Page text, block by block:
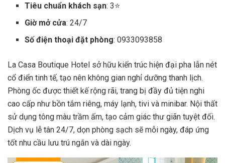
Tiêu chuẩn khách sạn: 3⭐
Giờ mở cửa: 24/7
Số điện thoại đặt phòng: 0933093858
La Casa Boutique Hotel sở hữu kiến trúc hiện đại pha lẫn nét
cổ điển tinh tế, tạo nên không gian nghỉ dưỡng thanh lịch.
Phòng ốc được thiết kế rộng rãi, trang bị đầy đủ tiện nghi
cao cấp như bồn tắm riêng, máy lạnh, tivi và minibar. Nội thất
sử dụng tông màu trầm ấm, tạo cảm giác thư giãn tuyệt đối.
Dịch vụ lễ tân 24/7, dọn phòng sạch sẽ mỗi ngày, đáp ứng
tốt nhu cầu lưu trú ngắn và dài ngày.